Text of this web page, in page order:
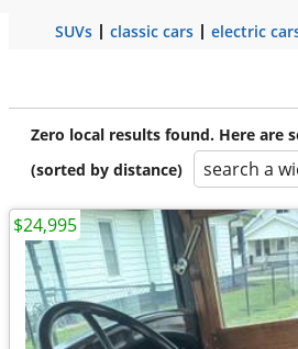
SUVs classic cars electric
Zero local results found. Here are
(sorted by distance)
search a
$24,995